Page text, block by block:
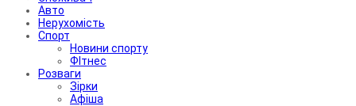
Авто
Нерухомість
Спорт
Новини спорту
ФІтнес
Розваги
Зірки
Афіша